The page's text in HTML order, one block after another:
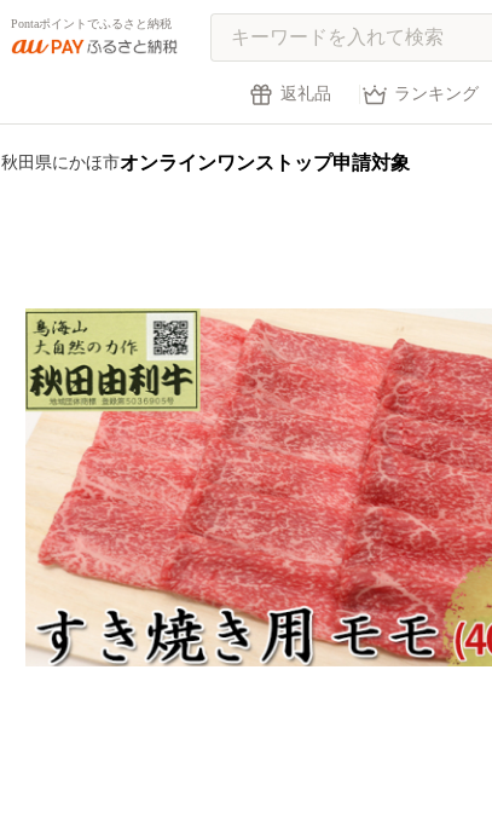
Pontaポイントでふるさと納税
返礼品 ランキング
秋田県にかほ市オンラインワンストップ申請対象